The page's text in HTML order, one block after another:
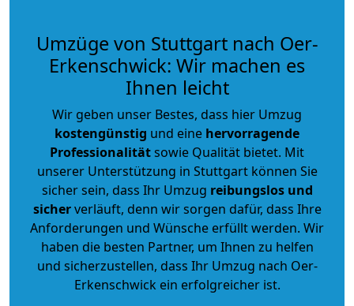
Umzüge von Stuttgart nach Oer-
Erkenschwick: Wir machen es
Ihnen leicht
Wir geben unser Bestes, dass hier Umzug
kostengünstig und eine hervorragende
Professionalitätsowie Qualität bietet. Mit
unserer Unterstützung in Stuttgart können Sie
sicher sein, dass Ihr Umzug reibungslos und
sicherverläuft, denn wir sorgen dafür, dass Ihre
Anforderungen und Wünsche erfüllt werden. Wir
haben die besten Partner, um Ihnen zu helfen
und sicherzustellen, dass Ihr Umzug nach Oer-
Erkenschwick ein erfolgreicher ist.